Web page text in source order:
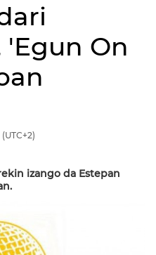
On
(UTC+2)
izango da Estepan